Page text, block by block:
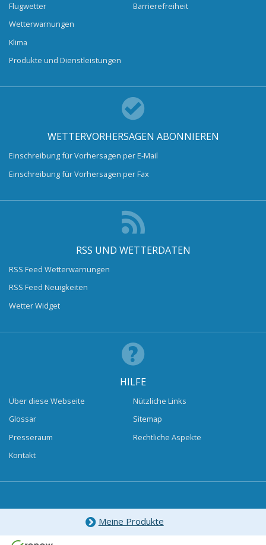
Flugwetter
Wetterwarnungen
Klima
Produkte und Dienstleistungen
Barrierefreiheit
WETTERVORHERSAGEN ABONNIEREN
Einschreibung für Vorhersagen per E-Mail
Einschreibung für Vorhersagen per Fax
RSS UND WETTERDATEN
RSS Feed Wetterwarnungen
RSS Feed Neuigkeiten
Wetter Widget
HILFE
Über diese Webseite
Glossar
Presseraum
Kontakt
Nützliche Links
Sitemap
Rechtliche Aspekte
Meine Produkte